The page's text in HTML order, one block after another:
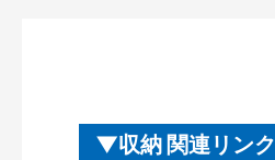
収納 関連リンク